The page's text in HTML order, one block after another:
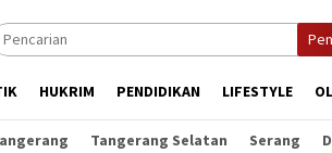
HUKRIM PENDIDIKAN LIFESTYLE
Tangerang Selatan Serang